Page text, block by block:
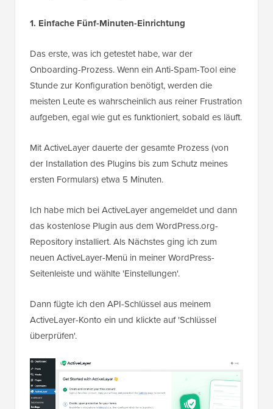
1. Einfache Fünf-Minuten-Einrichtung
Das erste, was ich getestet habe, war der
Onboarding-Prozess. Wenn ein Anti-Spam-Tool eine
Stunde zur Konfiguration benötigt, werden die
meisten Leute es wahrscheinlich aus reiner Frustration
aufgeben, egal wie gut es funktioniert, sobald es läuft.
Mit ActiveLayer dauerte der gesamte Prozess (von
der Installation des Plugins bis zum Schutz meines
ersten Formulars) etwa 5 Minuten.
Ich habe mich bei ActiveLayer angemeldet und dann
das kostenlose Plugin aus dem WordPress.org-
Repository installiert. Als Nächstes ging ich zum
neuen ActiveLayer-Menü in meiner WordPress-
Seitenleiste und wählte 'Einstellungen'.
Dann fügte ich den API-Schlüssel aus meinem
ActiveLayer-Konto ein und klickte auf 'Schlüssel
überprüfen'.